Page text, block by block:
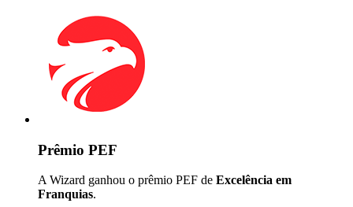
Prêmio PEF
A Wizard ganhou o prêmio PEF de Excelência em
Franquias.